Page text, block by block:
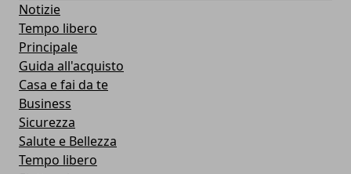
Notizie
Tempo libero
Principale
Guida all'acquisto
Casa e fai da te
Business
Sicurezza
Salute e Bellezza
Tempo libero